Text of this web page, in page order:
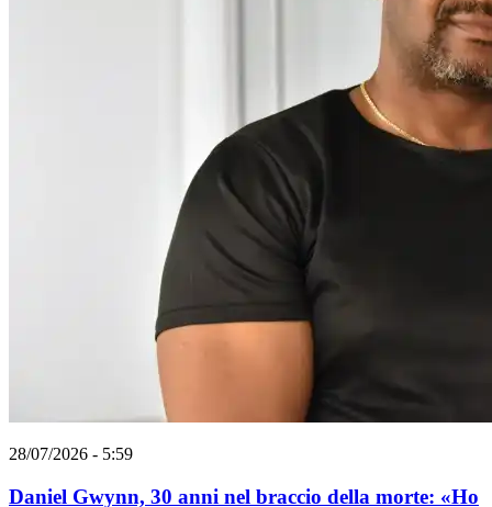
28/07/2026 - 5:59
Daniel Gwynn, 30 anni nel braccio della morte: «Ho